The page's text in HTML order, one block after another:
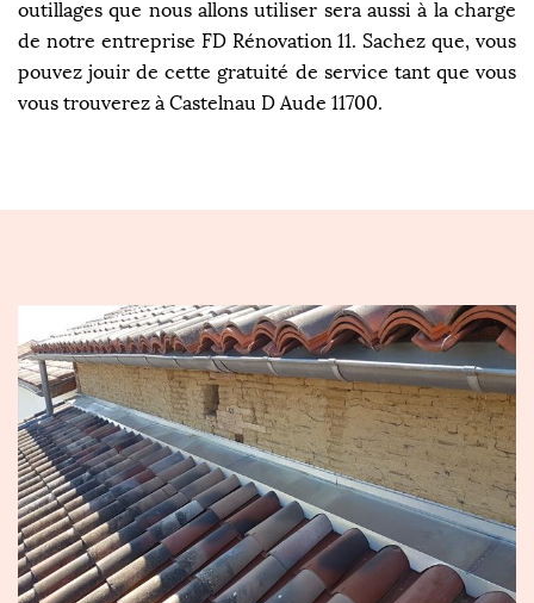
outillages que nous allons utiliser sera aussi à la charge
de notre entreprise FD Rénovation 11. Sachez que, vous
pouvez jouir de cette gratuité de service tant que vous
vous trouverez à Castelnau D Aude 11700.